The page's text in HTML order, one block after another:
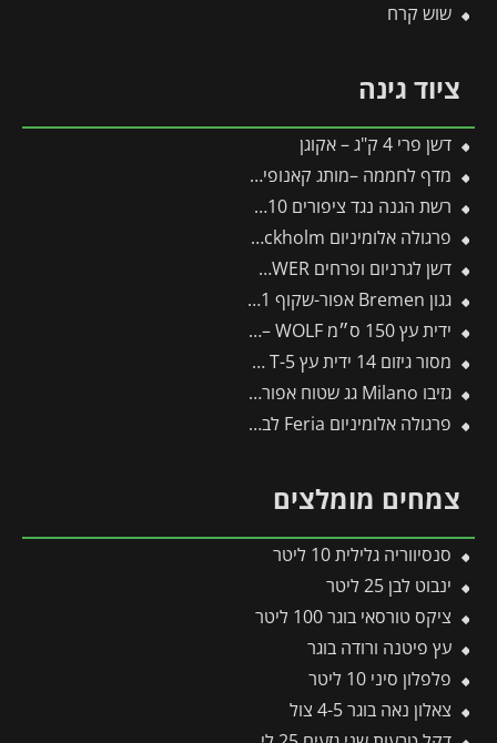
שוש קרח
ציוד גינה
דשן פרי 4 ק"ג – אקוגן
מדף לחממה –מותג קאנופיה 4 יח'
רשת הגנה נגד ציפורים 10*8 מטר
פרגולה אלומיניום Stockholm שקופה 3.4X8.1 עיצוב מודרני מבית Canopia
דשן לגרניום ופרחים FLOWER
גגון Bremen אפור-שקוף 0.9X2.1 עיצוב מודרני מבית פלרם – Canopia
ידית עץ 150 ס״מ ZM150 – WOLF
מסור גיזום 14 ידית עץ T-5 -תבור
גזיבו Milano גג שטוח אפור כהה 3X3 מבית פלרם – Canopia
פרגולה אלומיניום Feria לבנה 3X5.5 מבית פלרם – Canopia
צמחים מומלצים
סנסיווריה גלילית 10 ליטר
ינבוט לבן 25 ליטר
ציקס טורסאי בוגר 100 ליטר
עץ פיטנה ורודה בוגר
פלפלון סיני 10 ליטר
צאלון נאה בוגר 4-5 צול